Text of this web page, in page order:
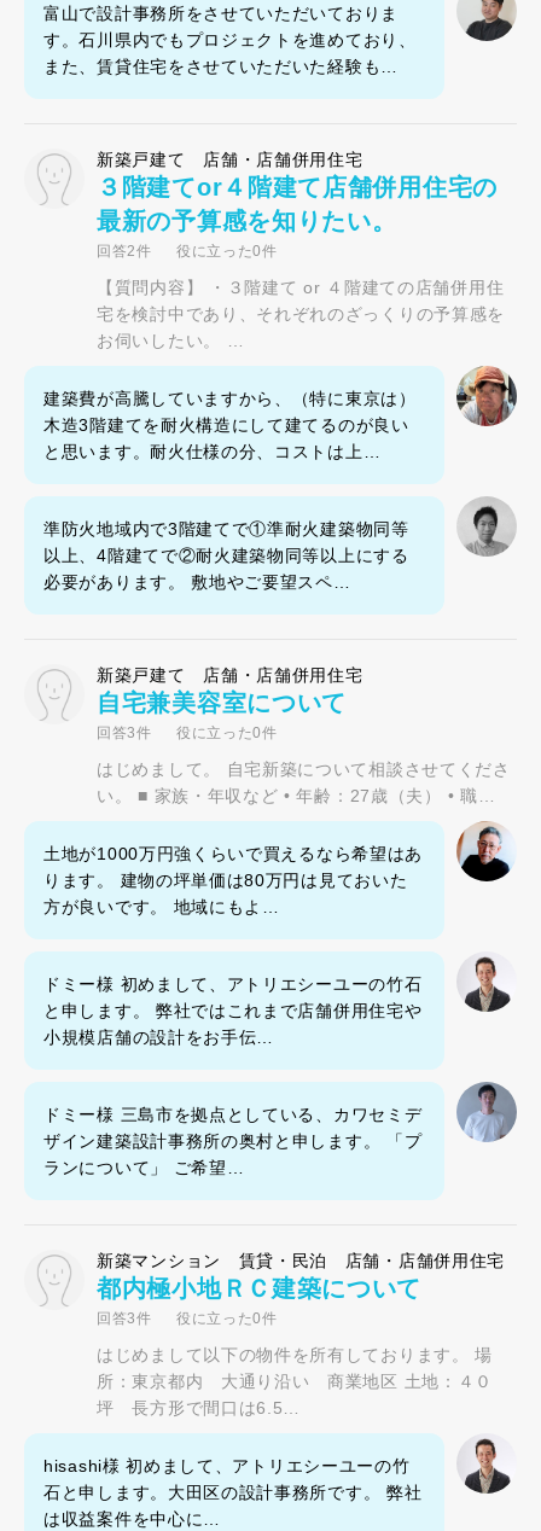
富山で設計事務所をさせていただいておりま
す。石川県内でもプロジェクトを進めており、
また、賃貸住宅をさせていただいた経験も…
新築戸建て 店舗・店舗併用住宅
３階建てor４階建て店舗併用住宅の
最新の予算感を知りたい。
回答2件 役に立った0件
【質問内容】 ・３階建て or ４階建ての店舗併用住
宅を検討中であり、それぞれのざっくりの予算感を
お伺いしたい。 …
建築費が高騰していますから、（特に東京は）
木造3階建てを耐火構造にして建てるのが良い
と思います。耐火仕様の分、コストは上…
準防火地域内で3階建てで①準耐火建築物同等
以上、4階建てで②耐火建築物同等以上にする
必要があります。 敷地やご要望スペ…
新築戸建て 店舗・店舗併用住宅
自宅兼美容室について
回答3件 役に立った0件
はじめまして。 自宅新築について相談させてくださ
い。 ■ 家族・年収など • 年齢：27歳（夫） • 職…
土地が1000万円強くらいで買えるなら希望はあ
ります。 建物の坪単価は80万円は見ておいた
方が良いです。 地域にもよ…
ドミー様 初めまして、アトリエシーユーの竹石
と申します。 弊社ではこれまで店舗併用住宅や
小規模店舗の設計をお手伝…
ドミー様 三島市を拠点としている、カワセミデ
ザイン建築設計事務所の奥村と申します。 「プ
ランについて」 ご希望…
新築マンション 賃貸・民泊 店舗・店舗併用住宅
都内極小地ＲＣ建築について
回答3件 役に立った0件
はじめまして以下の物件を所有しております。 場
所：東京都内 大通り沿い 商業地区 土地：４０
坪 長方形で間口は6.5…
hisashi様 初めまして、アトリエシーユーの竹
石と申します。大田区の設計事務所です。 弊社
は収益案件を中心に…